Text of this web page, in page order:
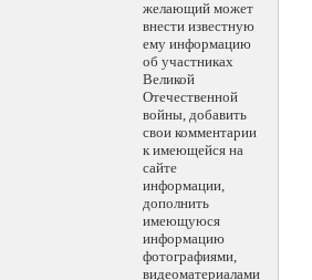
желающий может
внести известную
ему информацию
об участниках
Великой
Отечественной
войны, добавить
свои комментарии
к имеющейся на
сайте
информации,
дополнить
имеющуюся
информацию
фотографиями,
видеоматериалами